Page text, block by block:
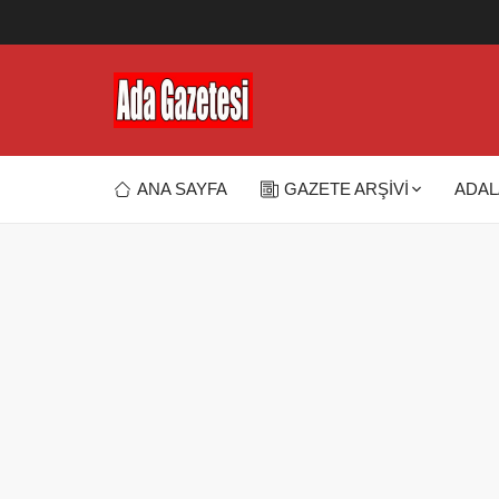
ANA SAYFA GAZETE ARŞİVİ